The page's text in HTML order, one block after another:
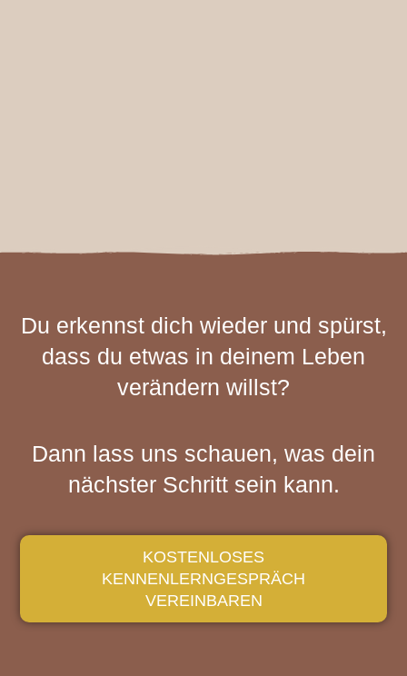
Du erkennst dich wieder und spürst,
dass du etwas in deinem Leben
verändern willst?
Dann lass uns schauen, was dein
nächster Schritt sein kann.
KOSTENLOSES
KENNENLERNGESPRÄCH
VEREINBAREN